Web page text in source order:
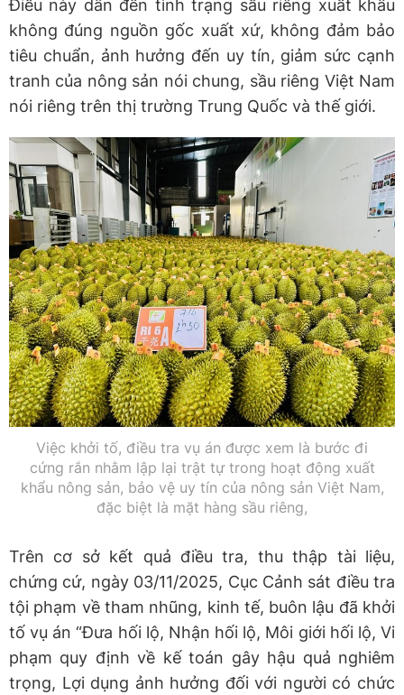
Điều này dẫn đến tình trạng sầu riêng xuất khẩu
không đúng nguồn gốc xuất xứ, không đảm bảo
tiêu chuẩn, ảnh hưởng đến uy tín, giảm sức cạnh
tranh của nông sản nói chung, sầu riêng Việt Nam
nói riêng trên thị trường Trung Quốc và thế giới.
Việc khởi tố, điều tra vụ án được xem là bước đi
cứng rắn nhằm lập lại trật tự trong hoạt động xuất
khẩu nông sản, bảo vệ uy tín của nông sản Việt Nam,
đặc biệt là mặt hàng sầu riêng,
Trên cơ sở kết quả điều tra, thu thập tài liệu,
chứng cứ, ngày 03/11/2025, Cục Cảnh sát điều tra
tội phạm về tham nhũng, kinh tế, buôn lậu đã khởi
tố vụ án “Đưa hối lộ, Nhận hối lộ, Môi giới hối lộ, Vi
phạm quy định về kế toán gây hậu quả nghiêm
trọng, Lợi dụng ảnh hưởng đối với người có chức